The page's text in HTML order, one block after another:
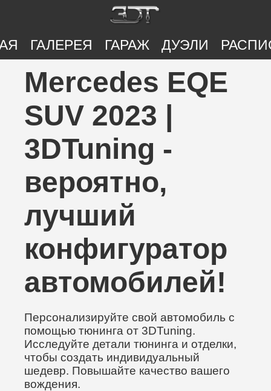
ГАЛЕРЕЯ ГАРАЖ ДУЭЛИ
Mercedes EQE
SUV 2023 |
3DTuning -
вероятно,
лучший
конфигуратор
автомобилей!
Персонализируйте свой автомобиль с
помощью тюнинга от 3DTuning.
Исследуйте детали тюнинга и отделки,
чтобы создать индивидуальный
шедевр. Повышайте качество вашего
вождения.